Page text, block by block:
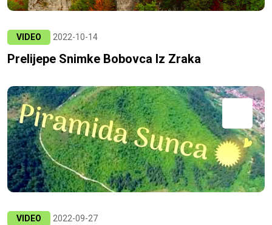
VIDEO 2022-10-14
Prelijepe Snimke Bobovca Iz Zraka
VIDEO 2022-09-27